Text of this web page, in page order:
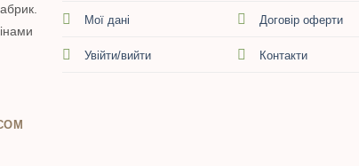
Мої дані
Увійти/вийти
Договір оферти
Контакти